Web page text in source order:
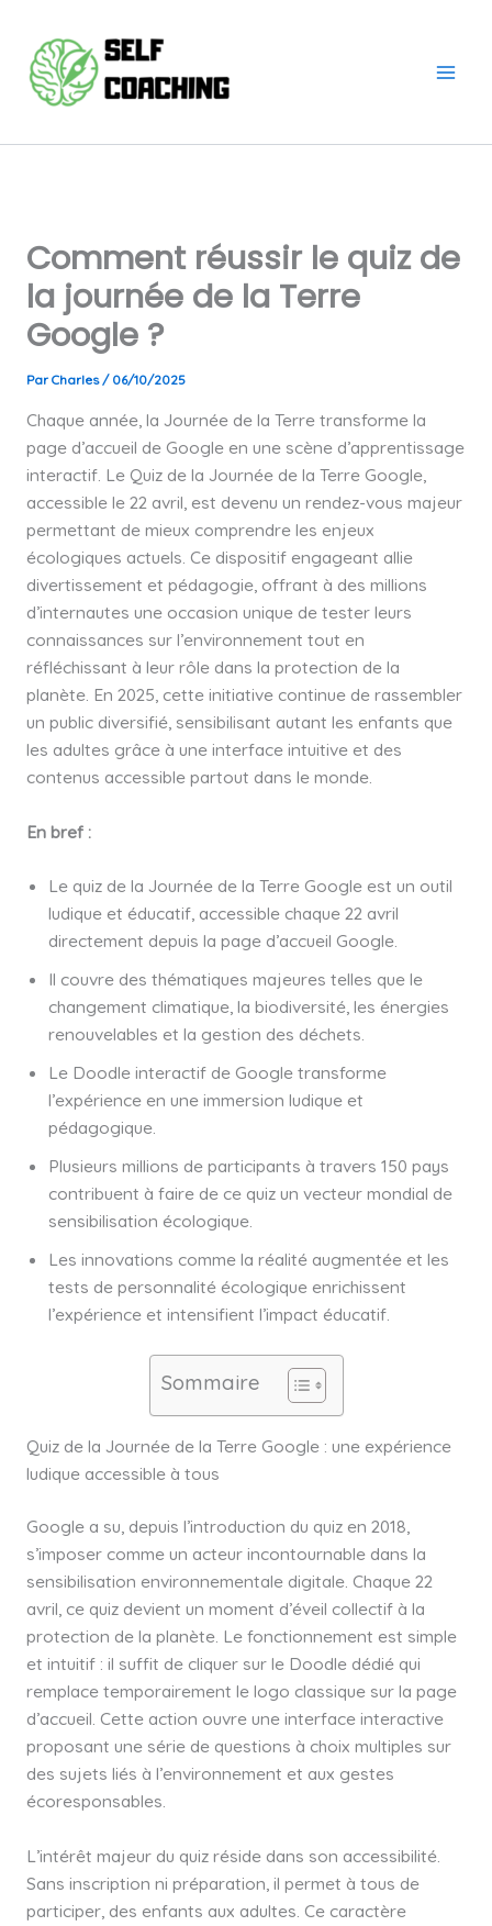
contenu
Comment réussir le quiz de
la journée de la Terre
Google ?
Par Charles/ 06/10/2025
Chaque année, la Journée de la Terre transforme la
page d’accueil de Google en une scène d’apprentissage
interactif. Le Quiz de la Journée de la Terre Google,
accessible le 22 avril, est devenu un rendez-vous majeur
permettant de mieux comprendre les enjeux
écologiques actuels. Ce dispositif engageant allie
divertissement et pédagogie, offrant à des millions
d’internautes une occasion unique de tester leurs
connaissances sur l’environnement tout en
réfléchissant à leur rôle dans la protection de la
planète. En 2025, cette initiative continue de rassembler
un public diversifié, sensibilisant autant les enfants que
les adultes grâce à une interface intuitive et des
contenus accessible partout dans le monde.
En bref :
Le quiz de la Journée de la Terre Google est un outil
ludique et éducatif, accessible chaque 22 avril
directement depuis la page d’accueil Google.
Il couvre des thématiques majeures telles que le
changement climatique, la biodiversité, les énergies
renouvelables et la gestion des déchets.
Le Doodle interactif de Google transforme
l’expérience en une immersion ludique et
pédagogique.
Plusieurs millions de participants à travers 150 pays
contribuent à faire de ce quiz un vecteur mondial de
sensibilisation écologique.
Les innovations comme la réalité augmentée et les
tests de personnalité écologique enrichissent
l’expérience et intensifient l’impact éducatif.
Sommaire
Quiz de la Journée de la Terre Google : une expérience
ludique accessible à tous
Google a su, depuis l’introduction du quiz en 2018,
s’imposer comme un acteur incontournable dans la
sensibilisation environnementale digitale. Chaque 22
avril, ce quiz devient un moment d’éveil collectif à la
protection de la planète. Le fonctionnement est simple
et intuitif : il suffit de cliquer sur le Doodle dédié qui
remplace temporairement le logo classique sur la page
d’accueil. Cette action ouvre une interface interactive
proposant une série de questions à choix multiples sur
des sujets liés à l’environnement et aux gestes
écoresponsables.
L’intérêt majeur du quiz réside dans son accessibilité.
Sans inscription ni préparation, il permet à tous de
participer, des enfants aux adultes. Ce caractère